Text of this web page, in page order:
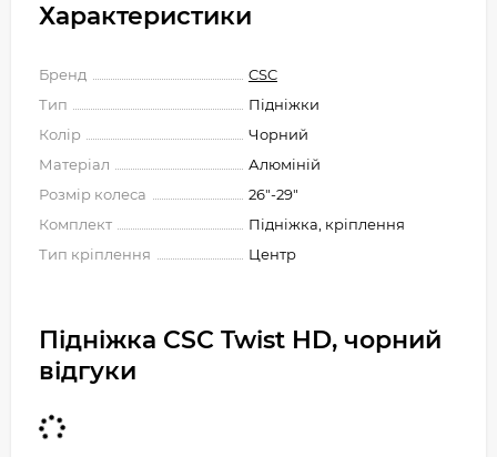
Характеристики
Бренд
CSC
Тип
Підніжки
Колір
Чорний
Матеріал
Алюміній
Розмір колеса
26"-29"
Комплект
Підніжка, кріплення
Тип кріплення
Центр
Підніжка CSC Twist HD, чорний
відгуки